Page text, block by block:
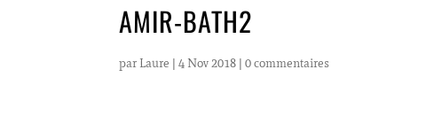
AMIR-BATH2
par Laure |4 Nov 2018 |0 commentaires